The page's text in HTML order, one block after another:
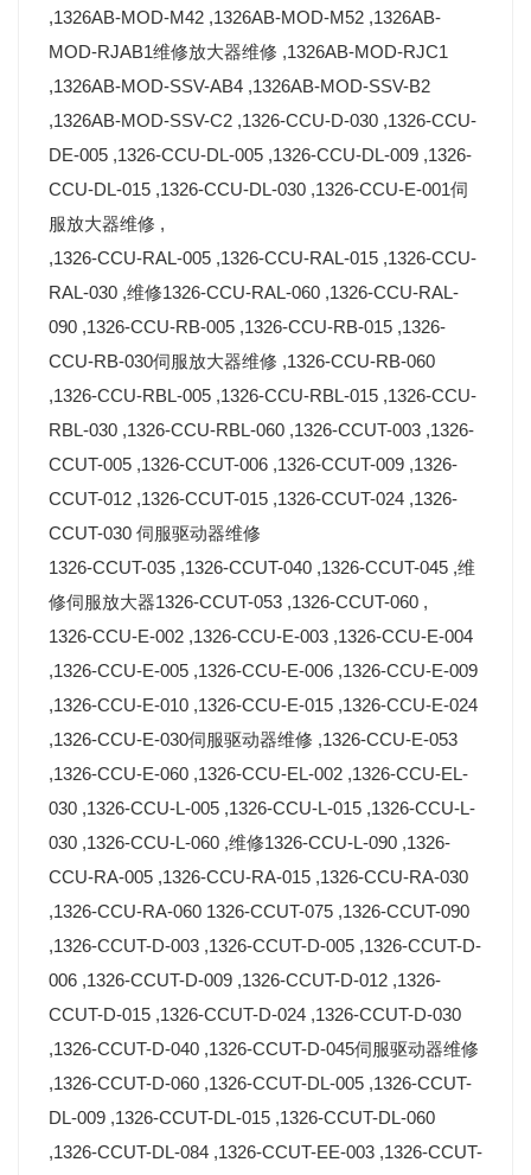
,1326AB-MOD-M42 ,1326AB-MOD-M52 ,1326AB-
MOD-RJAB1维修放大器维修 ,1326AB-MOD-RJC1
,1326AB-MOD-SSV-AB4 ,1326AB-MOD-SSV-B2
,1326AB-MOD-SSV-C2 ,1326-CCU-D-030 ,1326-CCU-
DE-005 ,1326-CCU-DL-005 ,1326-CCU-DL-009 ,1326-
CCU-DL-015 ,1326-CCU-DL-030 ,1326-CCU-E-001伺
服放大器维修 ,
,1326-CCU-RAL-005 ,1326-CCU-RAL-015 ,1326-CCU-
RAL-030 ,维修1326-CCU-RAL-060 ,1326-CCU-RAL-
090 ,1326-CCU-RB-005 ,1326-CCU-RB-015 ,1326-
CCU-RB-030伺服放大器维修 ,1326-CCU-RB-060
,1326-CCU-RBL-005 ,1326-CCU-RBL-015 ,1326-CCU-
RBL-030 ,1326-CCU-RBL-060 ,1326-CCUT-003 ,1326-
CCUT-005 ,1326-CCUT-006 ,1326-CCUT-009 ,1326-
CCUT-012 ,1326-CCUT-015 ,1326-CCUT-024 ,1326-
CCUT-030 伺服驱动器维修
1326-CCUT-035 ,1326-CCUT-040 ,1326-CCUT-045 ,维
修伺服放大器1326-CCUT-053 ,1326-CCUT-060 ,
1326-CCU-E-002 ,1326-CCU-E-003 ,1326-CCU-E-004
,1326-CCU-E-005 ,1326-CCU-E-006 ,1326-CCU-E-009
,1326-CCU-E-010 ,1326-CCU-E-015 ,1326-CCU-E-024
,1326-CCU-E-030伺服驱动器维修 ,1326-CCU-E-053
,1326-CCU-E-060 ,1326-CCU-EL-002 ,1326-CCU-EL-
030 ,1326-CCU-L-005 ,1326-CCU-L-015 ,1326-CCU-L-
030 ,1326-CCU-L-060 ,维修1326-CCU-L-090 ,1326-
CCU-RA-005 ,1326-CCU-RA-015 ,1326-CCU-RA-030
,1326-CCU-RA-060 1326-CCUT-075 ,1326-CCUT-090
,1326-CCUT-D-003 ,1326-CCUT-D-005 ,1326-CCUT-D-
006 ,1326-CCUT-D-009 ,1326-CCUT-D-012 ,1326-
CCUT-D-015 ,1326-CCUT-D-024 ,1326-CCUT-D-030
,1326-CCUT-D-040 ,1326-CCUT-D-045伺服驱动器维修
,1326-CCUT-D-060 ,1326-CCUT-DL-005 ,1326-CCUT-
DL-009 ,1326-CCUT-DL-015 ,1326-CCUT-DL-060
,1326-CCUT-DL-084 ,1326-CCUT-EE-003 ,1326-CCUT-